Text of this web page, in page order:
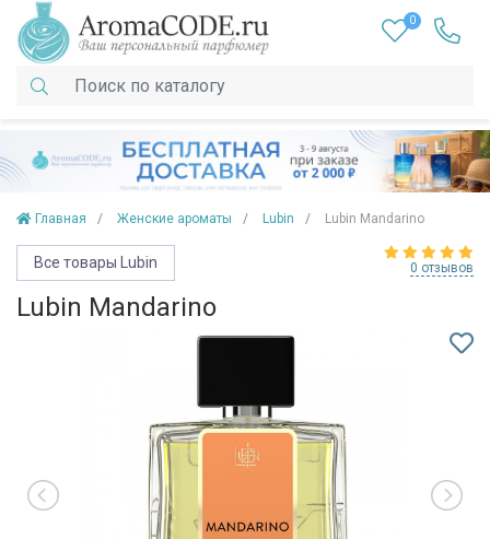
0
Главная Женские ароматы Lubin Lubin Mandarino
Все товары Lubin 0 отзывов
Lubin Mandarino